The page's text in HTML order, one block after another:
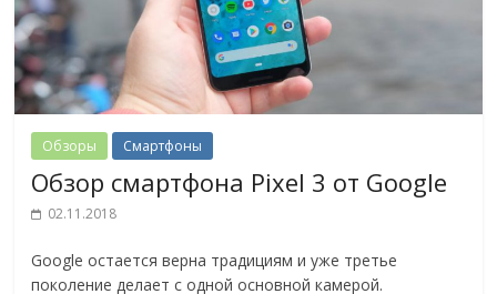
Обзоры Смартфоны
Обзор смартфона Pixel 3 от Google
02.11.2018
Google остается верна традициям и уже третье
поколение делает с одной основной камерой.